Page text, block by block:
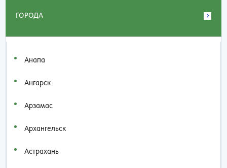
ГОРОДА
Анапа
Ангарск
Арзамас
Архангельск
Астрахань